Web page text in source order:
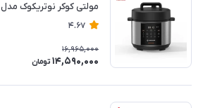
مولتی کوکر نوتریکوک مدل SP150
4.67
16,965,000
14,590,000 تومان